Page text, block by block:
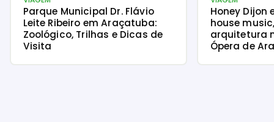
Parque Municipal Dr. Flávio
Leite Ribeiro em Araçatuba:
Zoológico, Trilhas e Dicas de
Visita
Honey Dijon
house
arquitetura
Ópera de